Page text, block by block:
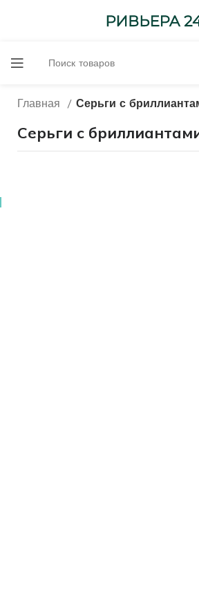
Главная Серьги с
Серьги с